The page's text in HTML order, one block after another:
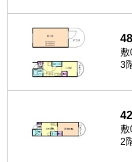
敷
3
敷
2